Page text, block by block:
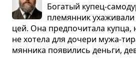
Бога­тый купец-
пле­мян­ник
цей. Она пред­по­чи­тала купца,
не хотела для дочери мужа-
мян­ника появи­лись деньги,